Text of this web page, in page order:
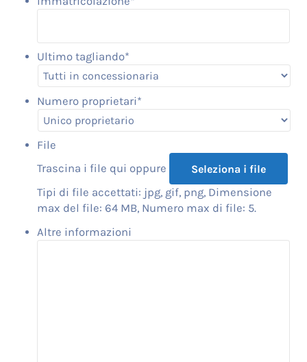
Ultimo tagliando*
Numero proprietari*
File
Trascina i file qui oppure
Seleziona i file
Tipi di file accettati: jpg, gif, png, Dimensione
max del file: 64 MB, Numero max di file: 5.
Altre informazioni